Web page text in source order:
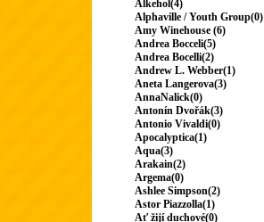
Alkehol(4)
Alphaville / Youth Group(0)
Amy Winehouse (6)
Andrea Bocceli(5)
Andrea Bocelli(2)
Andrew L. Webber(1)
Aneta Langerova(3)
AnnaNalick(0)
Antonín Dvořák(3)
Antonio Vivaldi(0)
Apocalyptica(1)
Aqua(3)
Arakain(2)
Argema(0)
Ashlee Simpson(2)
Astor Piazzolla(1)
Ať žijí duchové(0)